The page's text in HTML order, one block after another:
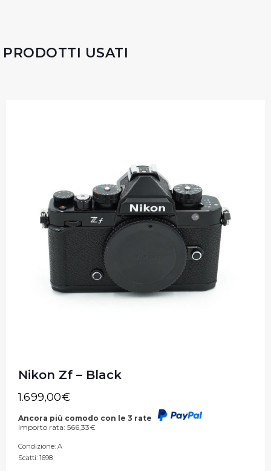
PRODOTTI USATI
Nikon Zf – Black
1.699,00€
Ancora più comodo con le 3 rate
importo rata: 566,33€
Condizione: A
Scatti: 1698